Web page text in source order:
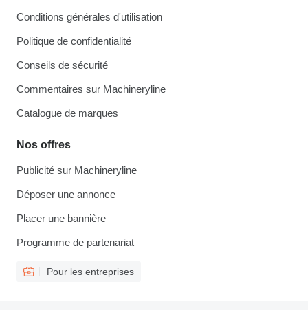
Conditions générales d'utilisation
Politique de confidentialité
Conseils de sécurité
Commentaires sur Machineryline
Catalogue de marques
Nos offres
Publicité sur Machineryline
Déposer une annonce
Placer une bannière
Programme de partenariat
Pour les entreprises